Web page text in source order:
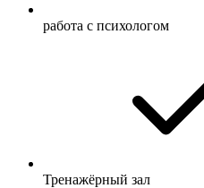
работа с психологом
Тренажёрный зал